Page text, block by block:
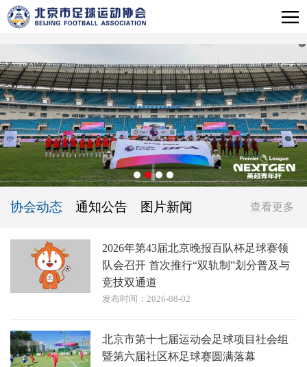
协会动态 通知公告 图片新闻 查看更多
2026年第43届北京晚报百队杯足球赛领
队会召开 首次推行“双轨制”划分普及与
竞技双通道
发布时间：2026-08-02
北京市第十七届运动会足球项目社会组
暨第六届社区杯足球赛圆满落幕